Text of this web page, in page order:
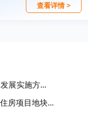
查看详情 >
展实施方...
房项目地块...